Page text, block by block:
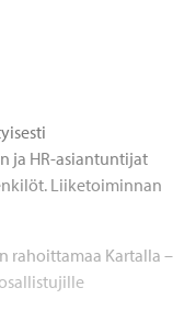
ja HR-asiantuntijat
Liiketoiminnan
rahoittamaa Kartalla –